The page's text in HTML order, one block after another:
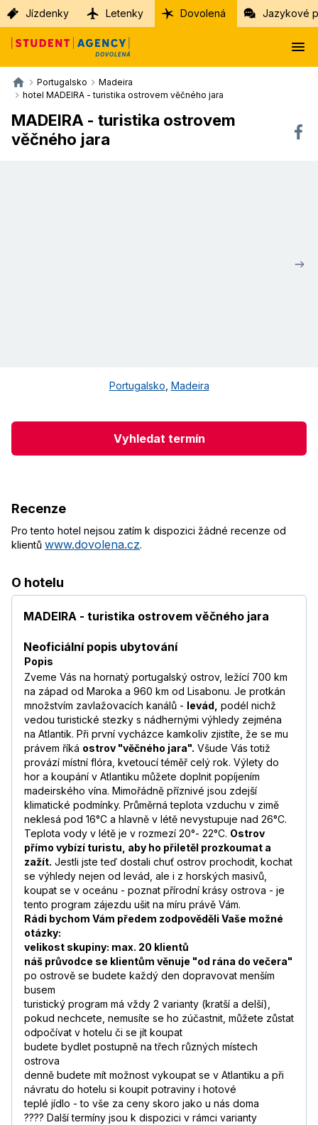
Jízdenky Letenky Dovolená Jazykové
Portugalsko
Madeira
hotel MADEIRA - turistika ostrovem věčného jara
MADEIRA - turistika ostrovem
věčného jara
Portugalsko Madeira
Vyhledat termín
Recenze
Pro tento hotel nejsou zatím k dispozici žádné recenze od
klientů www.dovolena.cz.
O hotelu
MADEIRA - turistika ostrovem věčného jara
Neoficiální popis ubytování
Popis
Zveme Vás na hornatý portugalský ostrov, ležící 700 km
na západ od Maroka a 960 km od Lisabonu. Je protkán
množstvím zavlažovacích kanálů - levád, podél nichž
vedou turistické stezky s nádhernými výhledy zejména
na Atlantik. Při první vycházce kamkoliv zjistíte, že se mu
právem říká ostrov "věčného jara". Všude Vás totiž
provází místní flóra, kvetoucí téměř celý rok. Výlety do
hor a koupání v Atlantiku můžete doplnit popíjením
madeirského vína. Mimořádně příznivé jsou zdejší
klimatické podmínky. Průměrná teplota vzduchu v zimě
neklesá pod 16°C a hlavně v létě nevystupuje nad 26°C.
Teplota vody v létě je v rozmezí 20°- 22°C. Ostrov
přímo vybízí turistu, aby ho přiletěl prozkoumat a
zažít. Jestli jste teď dostali chuť ostrov prochodit, kochat
se výhledy nejen od levád, ale i z horských masivů,
koupat se v oceánu - poznat přírodní krásy ostrova - je
tento program zájezdu ušit na míru právě Vám.
Rádi bychom Vám předem zodpověděli Vaše možné
otázky:
velikost skupiny: max. 20 klientů
náš průvodce se klientům věnuje "od rána do večera"
po ostrově se budete každý den dopravovat menším
busem
turistický program má vždy 2 varianty (kratší a delší),
pokud nechcete, nemusíte se ho zúčastnit, můžete zůstat
odpočívat v hotelu či se jít koupat
budete bydlet postupně na třech různých místech
ostrova
denně budete mít možnost vykoupat se v Atlantiku a při
návratu do hotelu si koupit potraviny i hotové
teplé jídlo - to vše za ceny skoro jako u nás doma
???? Další termíny jsou k dispozici v rámci varianty